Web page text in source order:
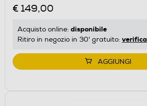
€ 149,00
Acquisto online: disponibile
Ritiro in negozio in 30' gratuito: verifica
AGGIUNGI